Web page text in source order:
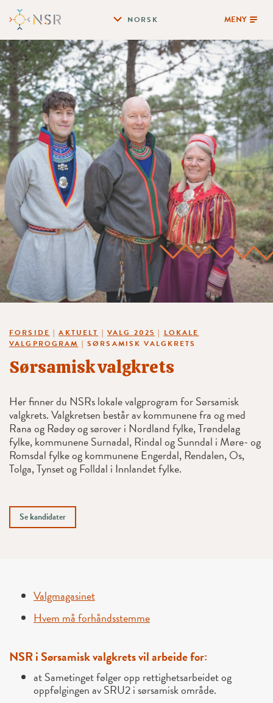
NORSK MENY
FORSIDE |AKTUELT | VALG 2025 | LOKALE
VALGPROGRAM | SØRSAMISK VALGKRETS
Sørsamisk valgkrets
Her finner du NSRs lokale valgprogram for Sørsamisk
valgkrets. Valgkretsen består av kommunene fra og med
Rana og Rødøy og sørover i Nordland fylke, Trøndelag
fylke, kommunene Surnadal, Rindal og Sunndal i Møre- og
Romsdal fylke og kommunene Engerdal, Rendalen, Os,
Tolga, Tynset og Folldal i Innlandet fylke.
Se kandidater
Valgmagasinet
Hvem må forhåndsstemme
NSR i Sørsamisk valgkrets vil arbeide for:
at Sametinget følger opp rettighetsarbeidet og
oppfølgingen av SRU2 i sørsamisk område.